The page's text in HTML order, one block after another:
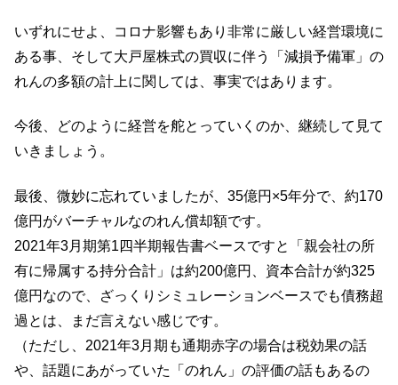
いずれにせよ、コロナ影響もあり非常に厳しい経営環境に
ある事、そして大戸屋株式の買収に伴う「減損予備軍」の
れんの多額の計上に関しては、事実ではあります。
今後、どのように経営を舵とっていくのか、継続して見て
いきましょう。
最後、微妙に忘れていましたが、35億円×5年分で、約170
億円がバーチャルなのれん償却額です。
2021年3月期第1四半期報告書ベースですと「親会社の所
有に帰属する持分合計」は約200億円、資本合計が約325
億円なので、ざっくりシミュレーションベースでも債務超
過とは、まだ言えない感じです。
（ただし、2021年3月期も通期赤字の場合は税効果の話
や、話題にあがっていた「のれん」の評価の話もあるの